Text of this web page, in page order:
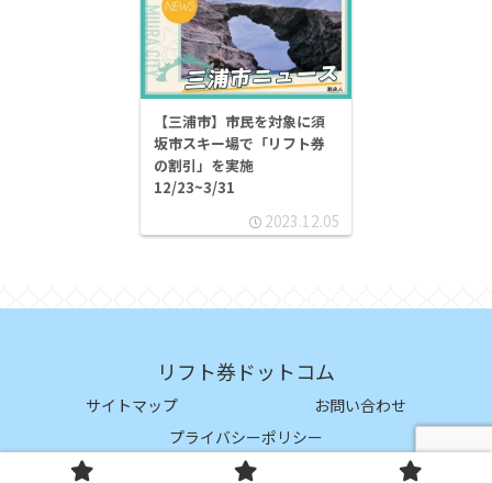
【三浦市】市民を対象に須
坂市スキー場で「リフト券
の割引」を実施
12/23~3/31
2023.12.05
リフト券ドットコム
サイトマップ
お問い合わせ
プライバシーポリシー
© 2023 リフト券ドットコム.